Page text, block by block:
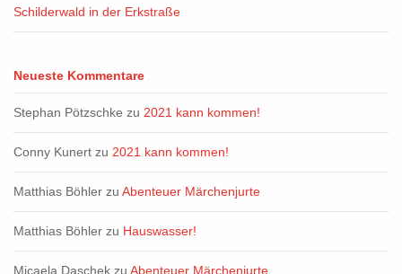
Schilderwald in der Erkstraße
Neueste Kommentare
Stephan Pötzschke zu 2021 kann kommen!
Conny Kunert zu 2021 kann kommen!
Matthias Böhler zu Abenteuer Märchenjurte
Matthias Böhler zu Hauswasser!
Micaela Daschek zu Abenteuer Märchenjurte